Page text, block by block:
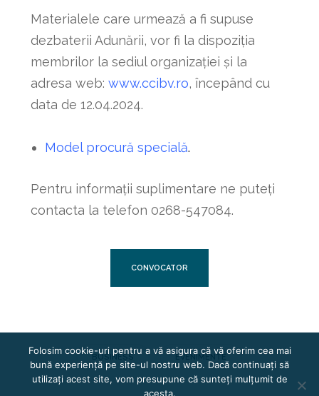
Materialele care urmează a fi supuse
dezbaterii Adunării, vor fi la dispoziţia
membrilor la sediul organizaţiei şi la
adresa web: www.ccibv.ro, începând cu
data de 12.04.2024.
Model procură specială.
Pentru informaţii suplimentare ne puteţi
contacta la telefon 0268-547084.
CONVOCATOR
BUSINESS EVENIMENTE
Folosim cookie-uri pentru a vă asigura că vă oferim cea mai
bună experiență pe site-ul nostru web. Dacă continuați să
utilizați acest site, vom presupune că sunteți mulțumit de
acesta.